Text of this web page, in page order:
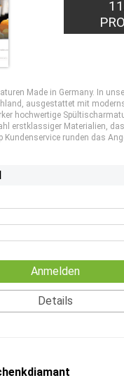
Made in Germany. In
ausgestattet mit
hochwertige
erstklassiger Materialien,
Kundenservice runden das
Anmelden
Details